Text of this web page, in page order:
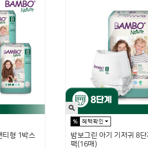
티형 1박스
밤보그린 아기 기저귀 8단
팩(16매)